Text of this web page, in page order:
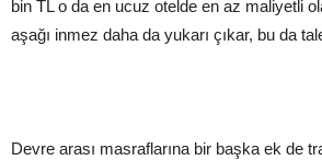
bin TL o da en ucuz otelde en az maliyetli
aşağı inmez daha da yukarı çıkar, bu da
Devre arası masraflarına bir başka ek de